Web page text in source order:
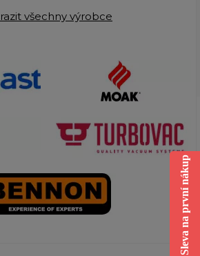
všechny výrobce
Sleva na první nákup